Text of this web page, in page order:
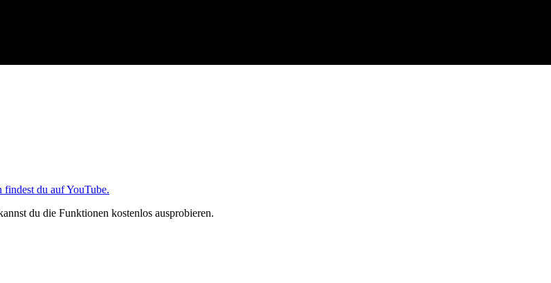
du auf YouTube.
du die Funktionen kostenlos ausprobieren.